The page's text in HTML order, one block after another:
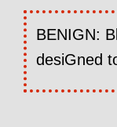
BENIGN:
desiGned